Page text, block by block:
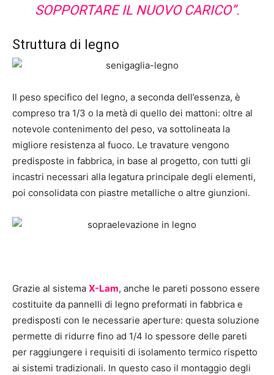
SOPPORTARE IL NUOVO CARICO”.
Struttura di legno
Il peso specifico del legno, a seconda dell’essenza, è
compreso tra 1/3 o la metà di quello dei mattoni: oltre al
notevole contenimento del peso, va sottolineata la
migliore resistenza al fuoco. Le travature vengono
predisposte in fabbrica, in base al progetto, con tutti gli
incastri necessari alla legatura principale degli elementi,
poi consolidata con piastre metalliche o altre giunzioni.
Grazie al sistema X-Lam, anche le pareti possono essere
costituite da pannelli di legno preformati in fabbrica e
predisposti con le necessarie aperture: questa soluzione
permette di ridurre fino ad 1/4 lo spessore delle pareti
per raggiungere i requisiti di isolamento termico rispetto
ai sistemi tradizionali. In questo caso il montaggio degli